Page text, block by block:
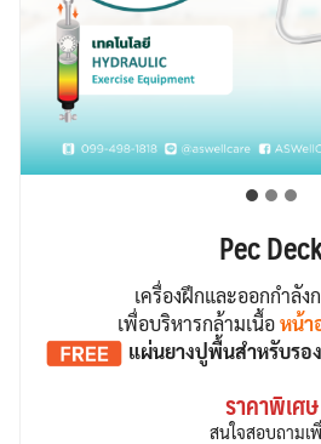
Pec
เครื่องฝึกและออกกำลัง
เพื่อบริหารกล้ามเนื้อหน้า
แผ่นยางปูพื้นสำหรับรอ
ราคาพิเศษ
สนใจสอบถามเ